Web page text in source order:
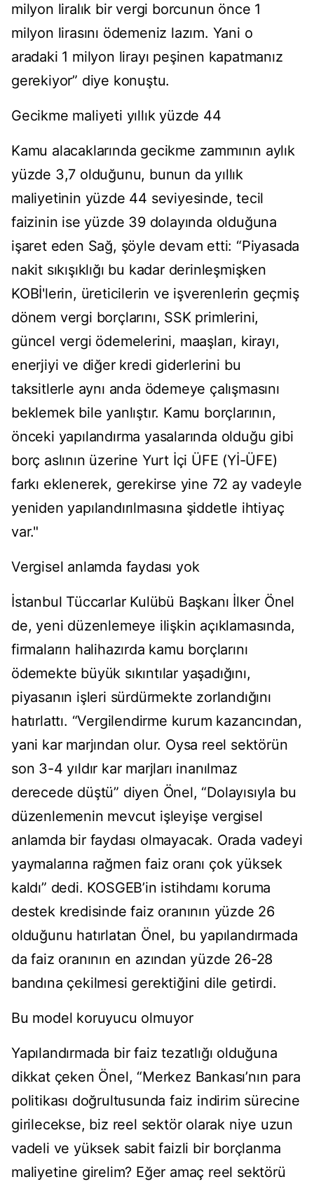
milyon liralık bir vergi borcunun önce 1
milyon lirasını ödemeniz lazım. Yani o
aradaki 1 milyon lirayı peşinen kapatmanız
gerekiyor” diye konuştu.
Gecikme maliyeti yıllık yüzde 44
Kamu alacaklarında gecikme zammının aylık
yüzde 3,7 olduğunu, bunun da yıllık
maliyetinin yüzde 44 seviyesinde, tecil
faizinin ise yüzde 39 dolayında olduğuna
işaret eden Sağ, şöyle devam etti: “Piyasada
nakit sıkışıklığı bu kadar derinleşmişken
KOBİ'lerin, üreticilerin ve işverenlerin geçmiş
dönem vergi borçlarını, SSK primlerini,
güncel vergi ödemelerini, maaşları, kirayı,
enerjiyi ve diğer kredi giderlerini bu
taksitlerle aynı anda ödemeye çalışmasını
beklemek bile yanlıştır. Kamu borçlarının,
önceki yapılandırma yasalarında olduğu gibi
borç aslının üzerine Yurt İçi ÜFE (Yİ-ÜFE)
farkı eklenerek, gerekirse yine 72 ay vadeyle
yeniden yapılandırılmasına şiddetle ihtiyaç
var."
Vergisel anlamda faydası yok
İstanbul Tüccarlar Kulübü Başkanı İlker Önel
de, yeni düzenlemeye ilişkin açıklamasında,
firmaların halihazırda kamu borçlarını
ödemekte büyük sıkıntılar yaşadığını,
piyasanın işleri sürdürmekte zorlandığını
hatırlattı. “Vergilendirme kurum kazancından,
yani kar marjından olur. Oysa reel sektörün
son 3-4 yıldır kar marjları inanılmaz
derecede düştü” diyen Önel, “Dolayısıyla bu
düzenlemenin mevcut işleyişe vergisel
anlamda bir faydası olmayacak. Orada vadeyi
yaymalarına rağmen faiz oranı çok yüksek
kaldı” dedi. KOSGEB’in istihdamı koruma
destek kredisinde faiz oranının yüzde 26
olduğunu hatırlatan Önel, bu yapılandırmada
da faiz oranının en azından yüzde 26-28
bandına çekilmesi gerektiğini dile getirdi.
Bu model koruyucu olmuyor
Yapılandırmada bir faiz tezatlığı olduğuna
dikkat çeken Önel, “Merkez Bankası’nın para
politikası doğrultusunda faiz indirim sürecine
girilecekse, biz reel sektör olarak niye uzun
vadeli ve yüksek sabit faizli bir borçlanma
maliyetine girelim? Eğer amaç reel sektörü